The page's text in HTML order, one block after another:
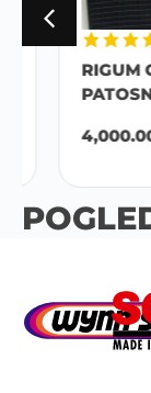
RIGUM
4,000.00